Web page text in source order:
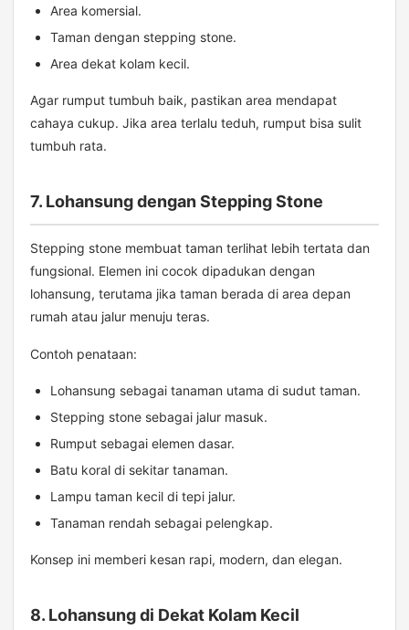
Area komersial.
Taman dengan stepping stone.
Area dekat kolam kecil.
Agar rumput tumbuh baik, pastikan area mendapat
cahaya cukup. Jika area terlalu teduh, rumput bisa sulit
tumbuh rata.
7. Lohansung dengan Stepping Stone
Stepping stone membuat taman terlihat lebih tertata dan
fungsional. Elemen ini cocok dipadukan dengan
lohansung, terutama jika taman berada di area depan
rumah atau jalur menuju teras.
Contoh penataan:
Lohansung sebagai tanaman utama di sudut taman.
Stepping stone sebagai jalur masuk.
Rumput sebagai elemen dasar.
Batu koral di sekitar tanaman.
Lampu taman kecil di tepi jalur.
Tanaman rendah sebagai pelengkap.
Konsep ini memberi kesan rapi, modern, dan elegan.
8. Lohansung di Dekat Kolam Kecil